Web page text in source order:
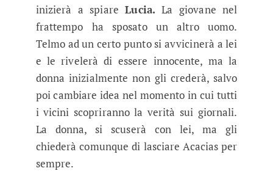
inizierà a spiareLucia. La giovane nel
frattempo ha sposato un altro uomo.
Telmo ad un certo punto si avvicinerà a lei
e le rivelerà di essere innocente, ma la
donna inizialmente non gli crederà, salvo
poi cambiare idea nel momento in cui tutti
i vicini scopriranno la verità sui giornali.
La donna, si scuserà con lei, ma gli
chiederà comunque di lasciare Acacias per
sempre.